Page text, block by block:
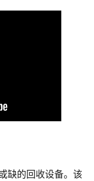
缺的回收设备。该